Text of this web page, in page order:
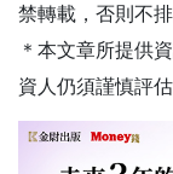
禁轉載，否則不
＊本文章所提供
資人仍須謹慎評